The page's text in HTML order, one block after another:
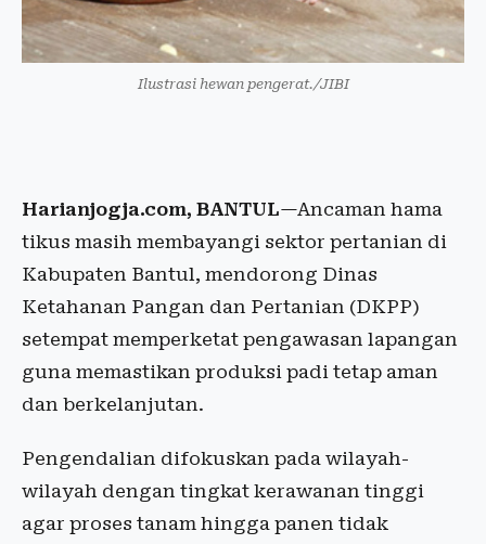
Ilustrasi hewan pengerat./JIBI
Harianjogja.com, BANTUL—Ancaman hama
tikus masih membayangi sektor pertanian di
Kabupaten Bantul, mendorong Dinas
Ketahanan Pangan dan Pertanian (DKPP)
setempat memperketat pengawasan lapangan
guna memastikan produksi padi tetap aman
dan berkelanjutan.
Pengendalian difokuskan pada wilayah-
wilayah dengan tingkat kerawanan tinggi
agar proses tanam hingga panen tidak